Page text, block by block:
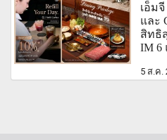
เอ็ม
และ
สิทธิ
IM 6
5 ส.ค.